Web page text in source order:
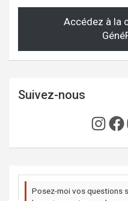
Accédez à la
Suivez-nous
Posez-moi vos questions